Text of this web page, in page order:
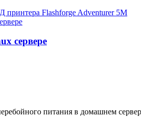
сервере
питания в домашнем